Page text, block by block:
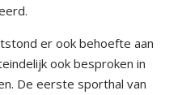
er ook behoefte aan
ook besproken in
De eerste sporthal van